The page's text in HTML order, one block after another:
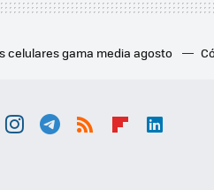
celulares gama media agosto